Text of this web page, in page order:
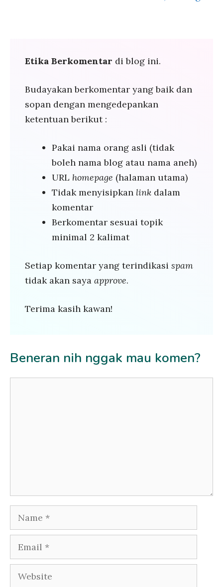
Etika Berkomentar di blog ini.
Budayakan berkomentar yang baik dan
sopan dengan mengedepankan
ketentuan berikut :
Pakai nama orang asli (tidak
boleh nama blog atau nama aneh)
URL homepage (halaman utama)
Tidak menyisipkan link dalam
komentar
Berkomentar sesuai topik
minimal 2 kalimat
Setiap komentar yang terindikasi spam
tidak akan saya approve.
Terima kasih kawan!
Beneran nih nggak mau komen?
Name
Email
Website